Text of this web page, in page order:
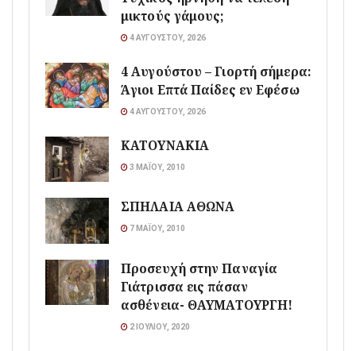
μικτούς γάμους;
4 ΑΥΓΟΎΣΤΟΥ, 2026
4 Αυγούστου – Γιορτή σήμερα:
Άγιοι Επτά Παίδες εν Εφέσω
4 ΑΥΓΟΎΣΤΟΥ, 2026
ΚΑΤΟΥΝΑΚΙΑ
3 ΜΑΪ́ΟΥ, 2010
ΣΠΗΛΑΙΑ ΑΘΩΝΑ
7 ΜΑΪ́ΟΥ, 2010
Προσευχή στην Παναγία
Γιάτρισσα εις πάσαν
ασθένεια- ΘΑΥΜΑΤΟΥΡΓΗ!
2 ΙΟΥΛΊΟΥ, 2020